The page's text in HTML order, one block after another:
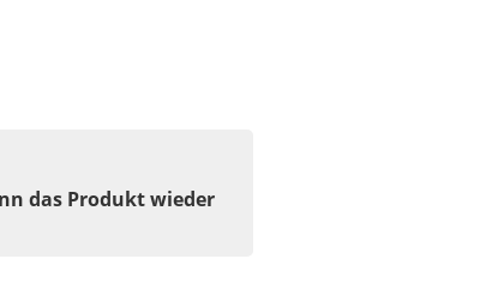
das Produkt wieder